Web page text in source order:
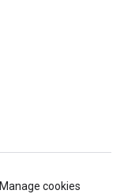
Manage cookies